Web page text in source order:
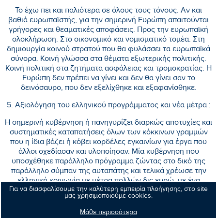
Για να διασφαλίσουμε την καλύτερη εμπειρία πλοήγησης, στο site
μας χρησιμοποιούμε cookies.
Μάθε περισσότερα
Το έχω πει και παλιότερα σε όλους τους τόνους. Αν και
βαθιά ευρωπαϊστής, για την σημερινή Ευρώπη απαιτούνται
γρήγορες και θεαματικές αποφάσεις. Προς την ευρωπαϊκή
ολοκλήρωση. Στο οικονομικό και νομισματικό τομέα. Στη
δημιουργία κοινού στρατού που θα φυλάσσει τα ευρωπαϊκά
σύνορα. Κοινή γλώσσα στα θέματα εξωτερικής πολιτικής.
Κοινή πολιτική στα ζητήματα ασφάλειας και τρομοκρατίας. Η
Ευρώπη δεν πρέπει να γίνει και δεν θα γίνει σαν το
δεινόσαυρο, που δεν εξελίχθηκε και εξαφανίσθηκε.
5. Αξιολόγηση του ελληνικού προγράμματος και νέα μέτρα :
Η σημερινή κυβέρνηση ή πανηγυρίζει διαρκώς αποτυχίες και
συστηματικές καταπατήσεις όλων των κόκκινων γραμμών
που η ίδια βάζει ή κόβει κορδέλες εγκαινίων για έργα που
άλλοι σχεδίασαν και υλοποίησαν. Μία κυβέρνηση που
υποσχέθηκε παράλληλο πρόγραμμα ζώντας στο δικό της
παράλληλο σύμπαν της αυταπάτης και τελικά χρέωσε την
ελληνική κοινωνία με μέτρα πολλών δις ευρώ, με ένα
μόνιμο υπερταμείο όπου εκχωρήθηκε η δημόσια περιουσία
για εκατό χρόνια και ένα κόφτη μισθών και συντάξεων. Και
σήμερα κλείνει τη δεύτερη αξιολόγηση δίνοντας σαφές